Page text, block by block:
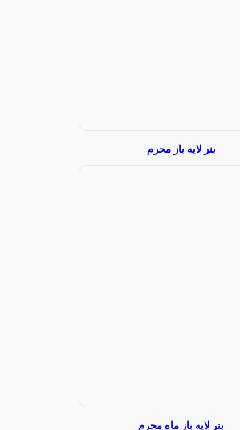
بنر لایه باز محرم
بنر لایه باز ماه محرم